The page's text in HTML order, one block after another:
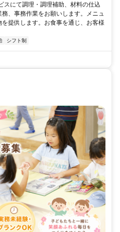
スにて調理・調理補助、材料の仕込
、事務作業をお願いします。メニュ
提供します。お食事を通じ、お客様
シフト制